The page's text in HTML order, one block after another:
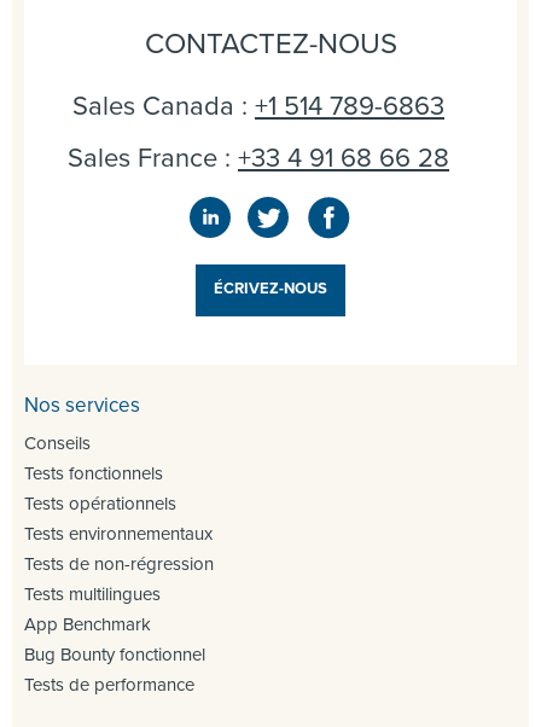
CONTACTEZ-NOUS
Sales Canada : +1 514 789-6863
Sales France : +33 4 91 68 66 28
ÉCRIVEZ-NOUS
Nos services
Conseils
Tests fonctionnels
Tests opérationnels
Tests environnementaux
Tests de non-régression
Tests multilingues
App Benchmark
Bug Bounty fonctionnel
Tests de performance